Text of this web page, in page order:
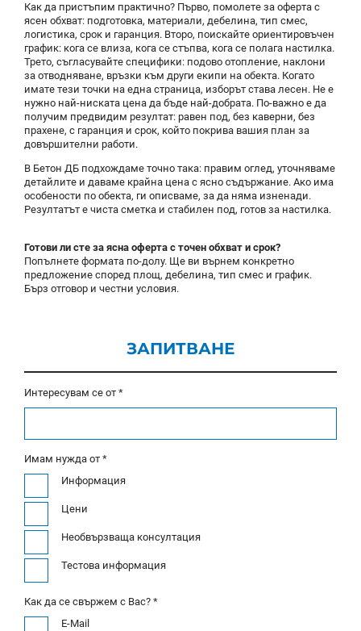
Как да пристъпим практично? Първо, помолете за оферта с
ясен обхват: подготовка, материали, дебелина, тип смес,
логистика, срок и гаранция. Второ, поискайте ориентировъчен
график: кога се влиза, кога се стъпва, кога се полага настилка.
Трето, съгласувайте специфики: подово отопление, наклони
за отводняване, връзки към други екипи на обекта. Когато
имате тези точки на една страница, изборът става лесен. Не е
нужно най-ниската цена да бъде най-добрата. По-важно е да
получим предвидим резултат: равен под, без каверни, без
прахене, с гаранция и срок, който покрива вашия план за
довършителни работи.
В Бетон ДБ подхождаме точно така: правим оглед, уточняваме
детайлите и даваме крайна цена с ясно съдържание. Ако има
особености по обекта, ги описваме, за да няма изненади.
Резултатът е чиста сметка и стабилен под, готов за настилка.
Готови ли сте за ясна оферта с точен обхват и срок?
Попълнете формата по-долу. Ще ви върнем конкретно
предложение според площ, дебелина, тип смес и график.
Бърз отговор и честни условия.
ЗАПИТВАНЕ
Интересувам се от *
Имам нужда от *
Информация
Цени
Необвързваща консултация
Тестова информация
Как да се свържем с Вас? *
E-Mail